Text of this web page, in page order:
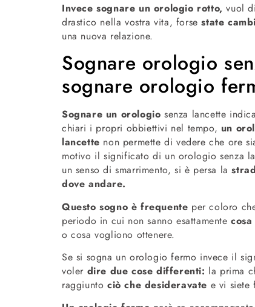
Invece sognare un orologio rotto, vuol
drastico nella vostra vita, forsestate
una nuova relazione.
Sognare orologio
sognare orologio
Sognare un orologio senza lancette
chiari i propri obbiettivi nel tempo, un
lancette non permette di vedere che ore
motivo il significato di un orologio senza
un senso di smarrimento, si è persa la
dove andare.
Questo sogno è frequente per coloro
periodo in cui non sanno esattamente
o cosa vogliono ottenere.
Se si sogna un orologio fermo invece il
voler dire due cose differenti: la prima
raggiunto ciò che desideravate e vi siete